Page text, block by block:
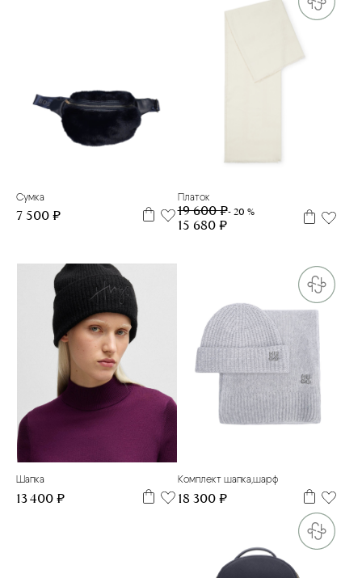
Сумка
7 500 ₽
90*90
Платок
19 600 ₽- 20 %
15 680 ₽
Шапка
13 400 ₽
Комплект шапка,шарф
18 300 ₽